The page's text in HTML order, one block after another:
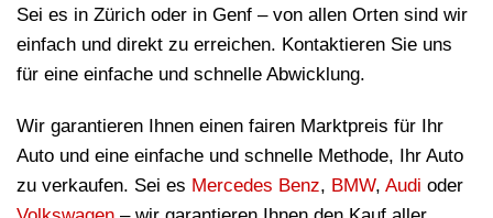
Sei es in Zürich oder in Genf – von allen Orten sind wir
einfach und direkt zu erreichen. Kontaktieren Sie uns
für eine einfache und schnelle Abwicklung.
Wir garantieren Ihnen einen fairen Marktpreis für Ihr
Auto und eine einfache und schnelle Methode, Ihr Auto
zu verkaufen. Sei es Mercedes Benz, BMW, Audi oder